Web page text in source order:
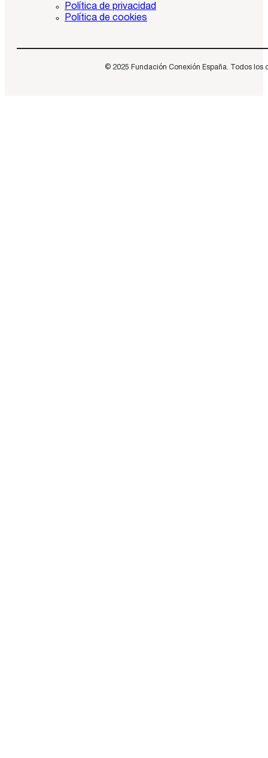
Política de privacidad
Política de cookies
© 2025 Fundación Conexión España. Todos los